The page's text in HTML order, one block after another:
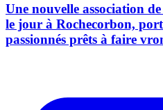
Une nouvelle association
le jour à Rochecorbon,
passionnés prêts à faire